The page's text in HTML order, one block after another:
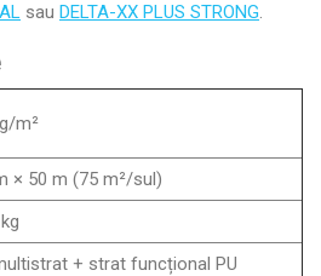
sau DELTA-XX PLUS STRONG.
m²
× 50 m (75 m²/sul)
+ strat funcțional PU